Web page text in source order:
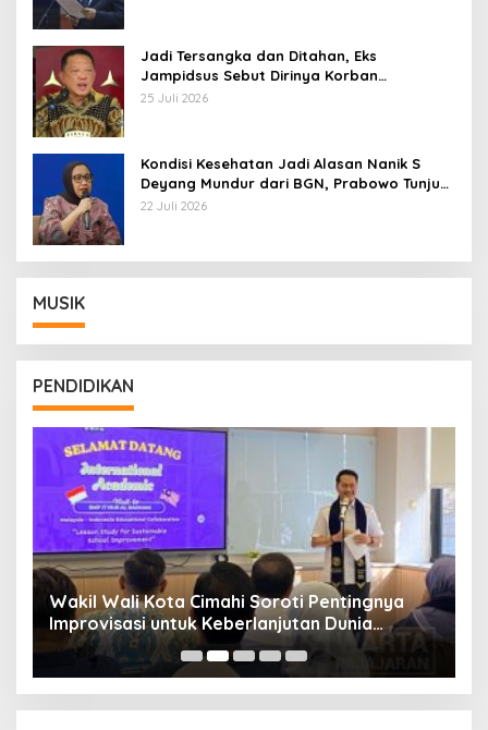
Jadi Tersangka dan Ditahan, Eks
Jampidsus Sebut Dirinya Korban
Kriminalisasi
25 Juli 2026
Kondisi Kesehatan Jadi Alasan Nanik S
Deyang Mundur dari BGN, Prabowo Tunjuk
Wamentan Sudaryono
22 Juli 2026
MUSIK
PENDIDIKAN
Wakil Wali Kota Cimahi Soroti Pentingnya
Improvisasi untuk Keberlanjutan Dunia
Pendidikan